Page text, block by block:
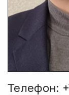
Телефон: